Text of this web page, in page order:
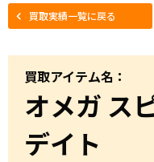
買取実績一覧に戻る
買取アイテム名：
オメガ ス
デイト